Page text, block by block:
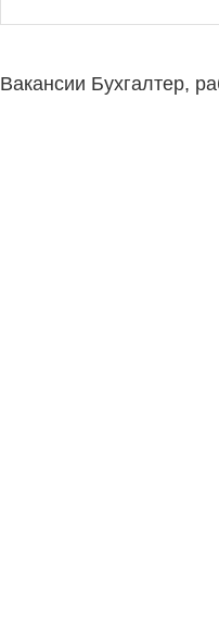
Вакансии Бухгалтер,